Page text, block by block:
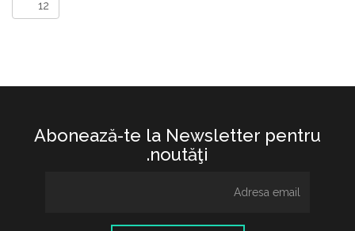
Abonează-te la Newsletter pentru
noutăţi.